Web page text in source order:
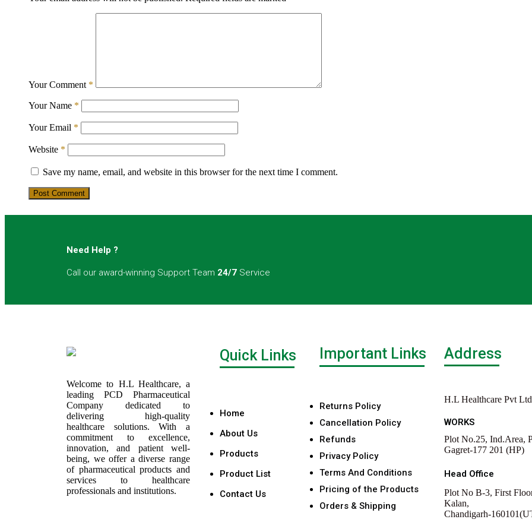
Your Comment *
Your Name *
Your Email *
Website *
Save my name, email, and website in this browser for the next time I comment.
Post Comment
Need Help ?
Call our award-winning Support Team 24/7 Service
Welcome to H.L Healthcare, a
leading PCD Pharmaceutical
Company dedicated to
delivering high-quality
healthcare solutions. With a
commitment to excellence,
innovation, and patient well-
being, we offer a diverse range
of pharmaceutical products and
services to healthcare
professionals and institutions.
Quick Links
Home
About Us
Products
Product List
Contact Us
Important Links
Returns Policy
Cancellation Policy
Refunds
Privacy Policy
Terms And Conditions
Pricing of the Products
Orders & Shipping
Address
H.L Healthcare Pvt Ltd
WORKS
Plot No.25, Ind.Area,
Gagret-177 201 (HP)
Head Office
Plot No B-3, First
Kalan,
Chandigarh-